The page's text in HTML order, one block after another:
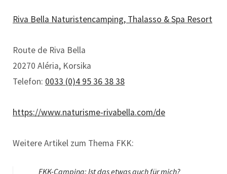
Riva Bella Naturistencamping, Thalasso & Spa Resort
Route de Riva Bella
20270 Aléria, Korsika
Telefon: 0033 (0)4 95 36 38 38
https://www.naturisme-rivabella.com/de
Weitere Artikel zum Thema FKK:
FKK-Camping: Ist das etwas auch für mich?